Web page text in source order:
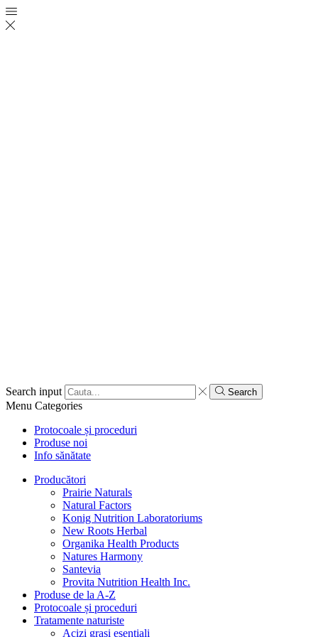
Search input Search
Menu Categories
Protocoale și proceduri
Produse noi
Info sănătate
Producători
Prairie Naturals
Natural Factors
Konig Nutrition Laboratoriums
New Roots Herbal
Organika Health Products
Natures Harmony
Santevia
Provita Nutrition Health Inc.
Produse de la A-Z
Protocoale și proceduri
Tratamente naturiste
Acizi grași esențiali